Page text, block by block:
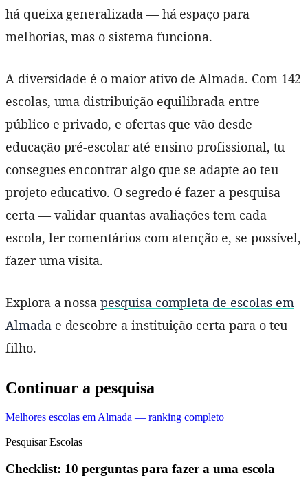
há queixa generalizada — há espaço para
melhorias, mas o sistema funciona.
A diversidade é o maior ativo de Almada. Com 142
escolas, uma distribuição equilibrada entre
público e privado, e ofertas que vão desde
educação pré-escolar até ensino profissional, tu
consegues encontrar algo que se adapte ao teu
projeto educativo. O segredo é fazer a pesquisa
certa — validar quantas avaliações tem cada
escola, ler comentários com atenção e, se possível,
fazer uma visita.
Explora a nossapesquisa completa de escolas em
Almadae descobre a instituição certa para o teu
filho.
Continuar a pesquisa
Melhores escolas em Almada — ranking completo
Pesquisar Escolas
Checklist: 10 perguntas para fazer a uma escola